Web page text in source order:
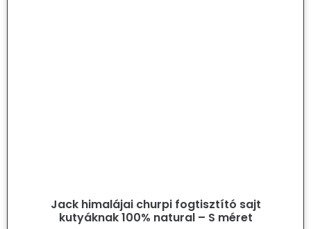
Jack himalájai churpi fogtisztító sajt
kutyáknak 100% natural – S méret